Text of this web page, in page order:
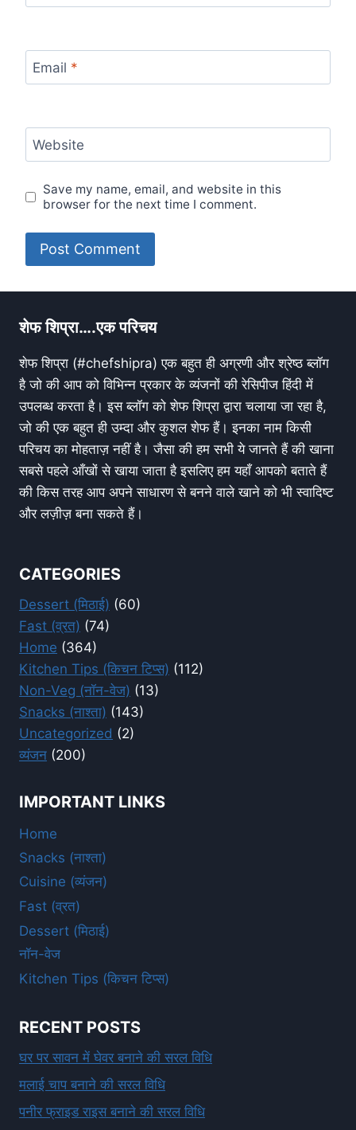
Email *
Website
Save my name, email, and website in this
browser for the next time I comment.
शेफ शिप्रा….एक परिचय
शेफ शिप्रा (#chefshipra) एक बहुत ही अग्रणी और श्रेष्ठ ब्लॉग
है जो की आप को विभिन्न प्रकार के व्यंजनों की रेसिपीज हिंदी में
उपलब्ध करता है। इस ब्लॉग को शेफ शिप्रा द्वारा चलाया जा रहा है,
जो की एक बहुत ही उम्दा और कुशल शेफ हैं। इनका नाम किसी
परिचय का मोहताज़ नहीं है। जैसा की हम सभी ये जानते हैं की खाना
सबसे पहले आँखों से खाया जाता है इसलिए हम यहाँ आपको बताते हैं
की किस तरह आप अपने साधारण से बनने वाले खाने को भी स्वादिष्ट
और लज़ीज़ बना सकते हैं।
CATEGORIES
Dessert (मिठाई) (60)
Fast (व्रत) (74)
Home (364)
Kitchen Tips (किचन टिप्स) (112)
Non-Veg (नॉन-वेज) (13)
Snacks (नाश्ता) (143)
Uncategorized (2)
व्यंजन (200)
IMPORTANT LINKS
Home
Snacks (नाश्ता)
Cuisine (व्यंजन)
Fast (व्रत)
Dessert (मिठाई)
नॉन-वेज
Kitchen Tips (किचन टिप्स)
RECENT POSTS
घर पर सावन में घेवर बनाने की सरल विधि
मलाई चाप बनाने की सरल विधि
पनीर फ्राइड राइस बनाने की सरल विधि